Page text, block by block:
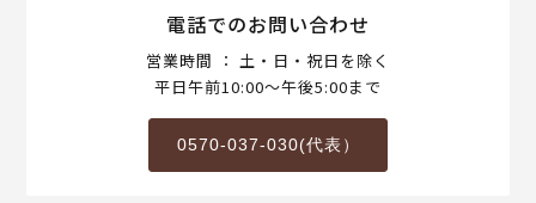
電話でのお問い合わせ
営業時間 ： 土・日・祝日を除く
平日午前10:00～午後5:00まで
0570-037-030(代表）